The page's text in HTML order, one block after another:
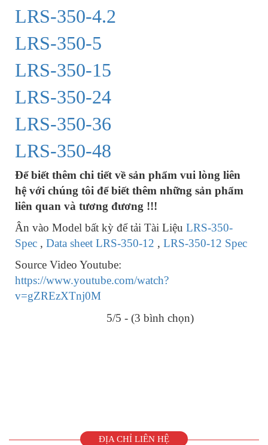
LRS-350-4.2
LRS-350-5
LRS-350-15
LRS-350-24
LRS-350-36
LRS-350-48
Để biết thêm chi tiết về sản phẩm vui lòng liên
hệ với chúng tôi để biết thêm những sản phẩm
liên quan và tương đương !!!
Ân vào Model bất kỳ để tải Tài Liệu LRS-350-
Spec , Data sheet LRS-350-12 , LRS-350-12 Spec
Source Video Youtube:
https://www.youtube.com/watch?
v=gZREzXTnj0M
5/5 - (3 bình chọn)
ĐỊA CHỈ LIÊN HỆ